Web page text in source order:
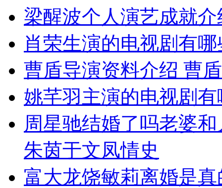
梁醒波个人演艺成就
肖荣生演的电视剧有
曹盾导演资料介绍 曹
姚芊羽主演的电视剧
周星驰结婚了吗老婆
朱茵于文凤情史
富大龙饶敏莉离婚是